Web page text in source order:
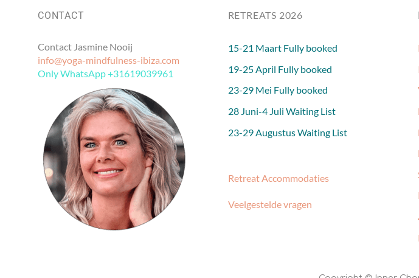
CONTACT
Contact Jasmine Nooij
info@yoga-mindfulness-ibiza.com
Only WhatsApp +31619039961
RETREATS 2026
15-21 Maart Fully booked
19-25 April Fully booked
23-29 Mei Fully booked
28 Juni-4 Juli Waiting List
23-29 Augustus Waiting List
Retreat Accommodaties
Veelgestelde vragen